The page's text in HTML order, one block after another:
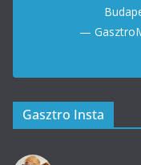
—
Gasztro Insta